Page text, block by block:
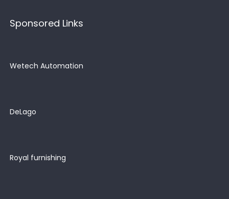
Sponsored Links
Wetech Automation
DeLago
Royal furnishing